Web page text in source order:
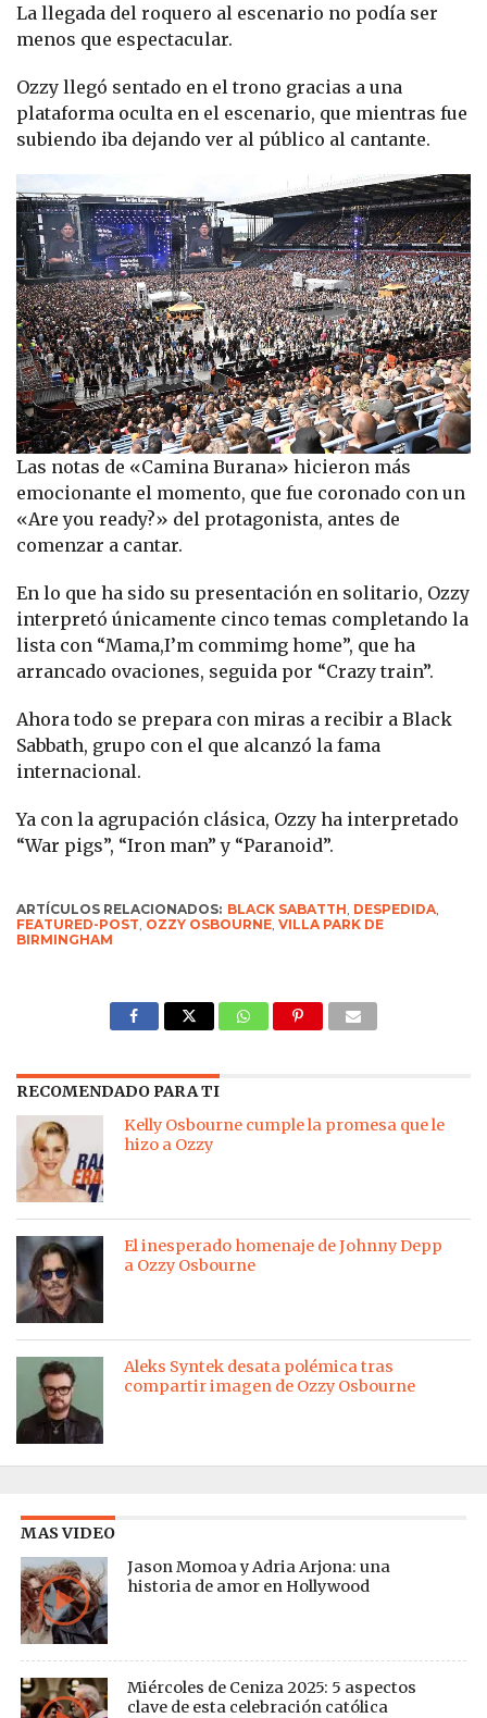
La llegada del roquero al escenario no podía ser
menos que espectacular.
Ozzy llegó sentado en el trono gracias a una
plataforma oculta en el escenario, que mientras fue
subiendo iba dejando ver al público al cantante.
Las notas de «Camina Burana» hicieron más
emocionante el momento, que fue coronado con un
«Are you ready?» del protagonista, antes de
comenzar a cantar.
En lo que ha sido su presentación en solitario, Ozzy
interpretó únicamente cinco temas completando la
lista con “Mama,I’m commimg home”, que ha
arrancado ovaciones, seguida por “Crazy train”.
Ahora todo se prepara con miras a recibir a Black
Sabbath, grupo con el que alcanzó la fama
internacional.
Ya con la agrupación clásica, Ozzy ha interpretado
“War pigs”, “Iron man” y “Paranoid”.
ARTÍCULOS RELACIONADOS: BLACK SABATTH DESPEDIDA
FEATURED-POST OZZY OSBOURNE ,VILLA PARK DE
BIRMINGHAM
RECOMENDADO PARA TI
Kelly Osbourne cumple la promesa que le
hizo a Ozzy
El inesperado homenaje de Johnny Depp
a Ozzy Osbourne
Aleks Syntek desata polémica tras
compartir imagen de Ozzy Osbourne
MAS VIDEO
Jason Momoa y Adria Arjona: una
historia de amor en Hollywood
Miércoles de Ceniza 2025: 5 aspectos
clave de esta celebración católica